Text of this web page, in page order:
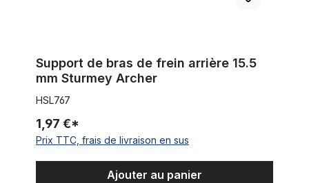
Support de bras de frein arrière 15.5
mm Sturmey Archer
HSL767
1,97 €*
Prix TTC, frais de livraison en sus
Ajouter au panier